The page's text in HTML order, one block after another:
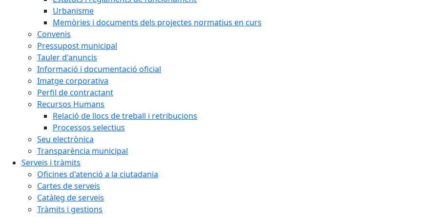
Urbanisme
Memòries i documents dels projectes normatius en curs
Convenis
Pressupost municipal
Tauler d'anuncis
Informació i documentació oficial
Imatge corporativa
Perfil de contractant
Recursos Humans
Relació de llocs de treball i retribucions
Processos selectius
Seu electrònica
Transparència municipal
Serveis i tràmits
Oficines d'atenció a la ciutadania
Cartes de serveis
Catàleg de serveis
Tràmits i gestions